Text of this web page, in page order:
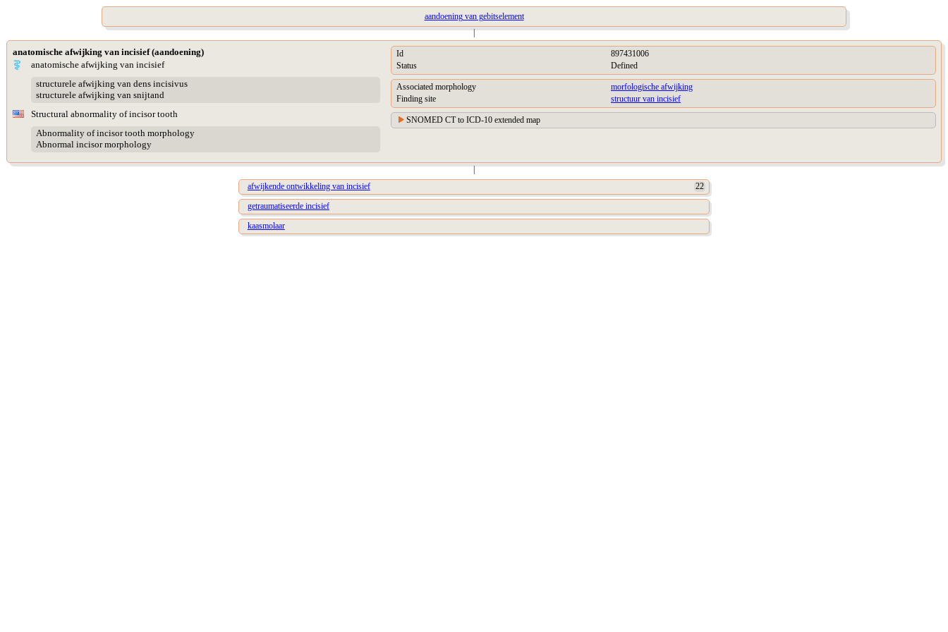
aandoening van gebitselement
|
anatomische afwijking van incisief (aandoening)
anatomische afwijking van incisief
structurele afwijking van dens incisivus
structurele afwijking van snijtand
Structural abnormality of incisor tooth
Abnormality of incisor tooth morphology
Abnormal incisor morphology
Id
897431006
Status
Defined
Associated morphology
morfologische afwijking
Finding site
structuur van incisief
SNOMED CT to ICD-10 extended map
|
afwijkende ontwikkeling van incisief
22
getraumatiseerde incisief
kaasmolaar